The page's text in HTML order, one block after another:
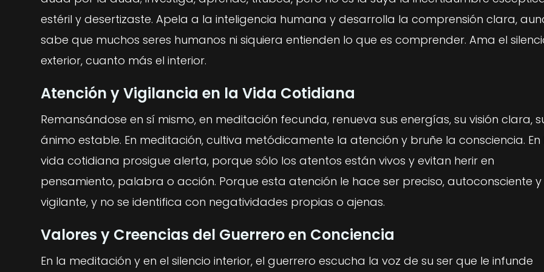
estéril y desertizaste. Apela a la inteligencia humana y desarrolla la comprensión clara,
sabe que muchos seres humanos ni siquiera entienden lo que es comprender. Ama el
exterior, cuanto más el interior.
Atención y Vigilancia en la Vida Cotidiana
Remansándose en sí mismo, en meditación fecunda, renueva sus energías, su visión clara,
ánimo estable. En meditación, cultiva metódicamente la atención y bruñe la consciencia. En
vida cotidiana prosigue alerta, porque sólo los atentos están vivos y evitan herir en
pensamiento, palabra o acción. Porque esta atención le hace ser preciso, autoconsciente y
vigilante, y no se identifica con negatividades propias o ajenas.
Valores y Creencias del Guerrero en Conciencia
En la meditación y en el silencio interior, el guerrero escucha la voz de su ser que le infunde